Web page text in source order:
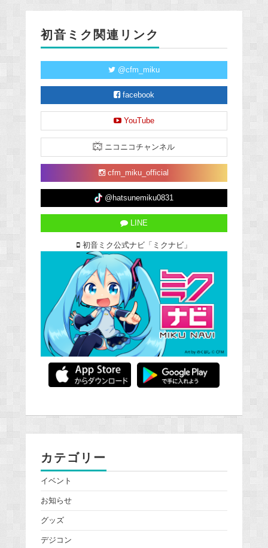
初音ミク関連リンク
@cfm_miku
facebook
YouTube
ニコニコチャンネル
cfm_miku_official
@hatsunemiku0831
LINE
初音ミク公式ナビ「ミクナビ」
カテゴリー
イベント
お知らせ
グッズ
デジコン